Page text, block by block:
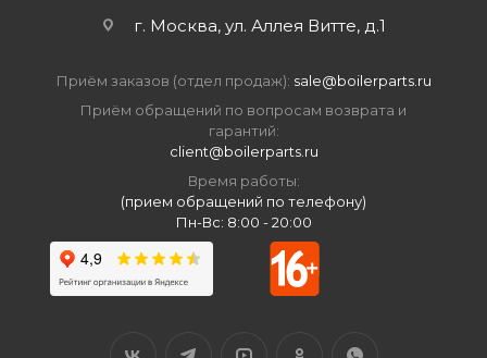
г. Москва, ул. Аллея Витте, д.1
Приём заказов (отдел продаж): sale@boilerparts.ru
Приём обращений по вопросам возврата и
гарантий:
client@boilerparts.ru
Время работы:
(прием обращений по телефону)
Пн-Вс: 8:00 - 20:00